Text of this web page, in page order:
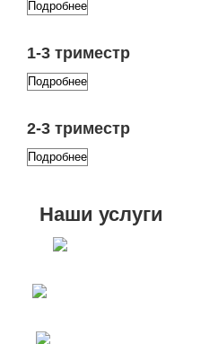
Подробнее
1-3 триместр
Подробнее
2-3 триместр
Подробнее
Наши услуги